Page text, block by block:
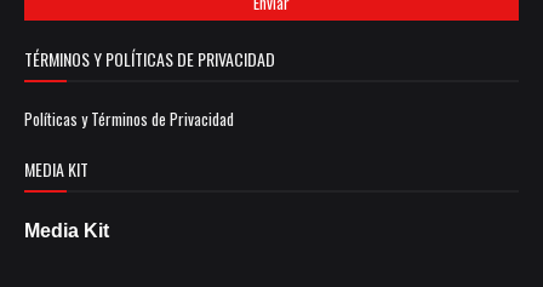
TÉRMINOS Y POLÍTICAS DE PRIVACIDAD
Políticas y Términos de Privacidad
MEDIA KIT
Media Kit